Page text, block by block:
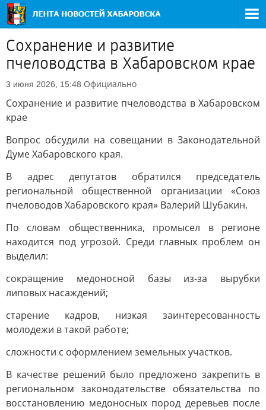
Сохранение и развитие
пчеловодства в Хабаровском крае
3 июня 2026, 15:48 Официально
Сохранение и развитие пчеловодства в Хабаровском
крае
Вопрос обсудили на совещании в Законодательной
Думе Хабаровского края.
В адрес депутатов обратился председатель
региональной общественной организации «Союз
пчеловодов Хабаровского края» Валерий Шубакин.
По словам общественника, промысел в регионе
находится под угрозой. Среди главных проблем он
выделил:
сокращение медоносной базы из-за вырубки
липовых насаждений;
старение кадров, низкая заинтересованность
молодежи в такой работе;
сложности с оформлением земельных участков.
В качестве решений было предложено закрепить в
региональном законодательстве обязательства по
восстановлению медоносных пород деревьев после